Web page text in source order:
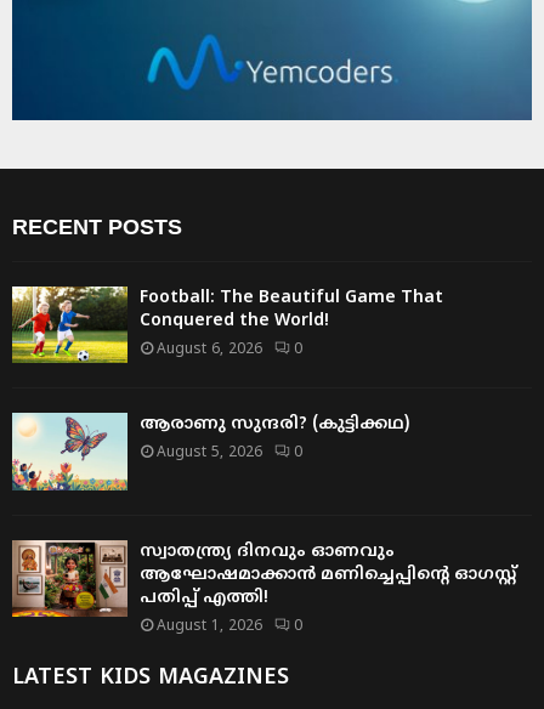
RECENT POSTS
Football: The Beautiful Game That
Conquered the World!
August 6, 2026 0
ആരാണു സുന്ദരി? (കുട്ടിക്കഥ)
August 5, 2026 0
സ്വാതന്ത്ര്യ ദിനവും ഓണവും
ആഘോഷമാക്കാൻ മണിച്ചെപ്പിന്റെ ഓഗസ്റ്റ്
പതിപ്പ് എത്തി!
August 1, 2026 0
LATEST KIDS MAGAZINES